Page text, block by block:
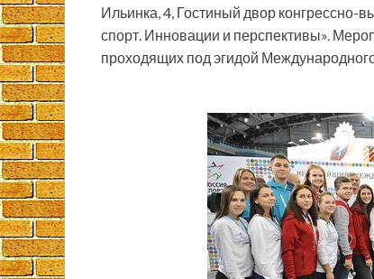
Ильинка, 4, Гостиный двор
спорт. Инновации и перспективы».
проходящих под эгидой